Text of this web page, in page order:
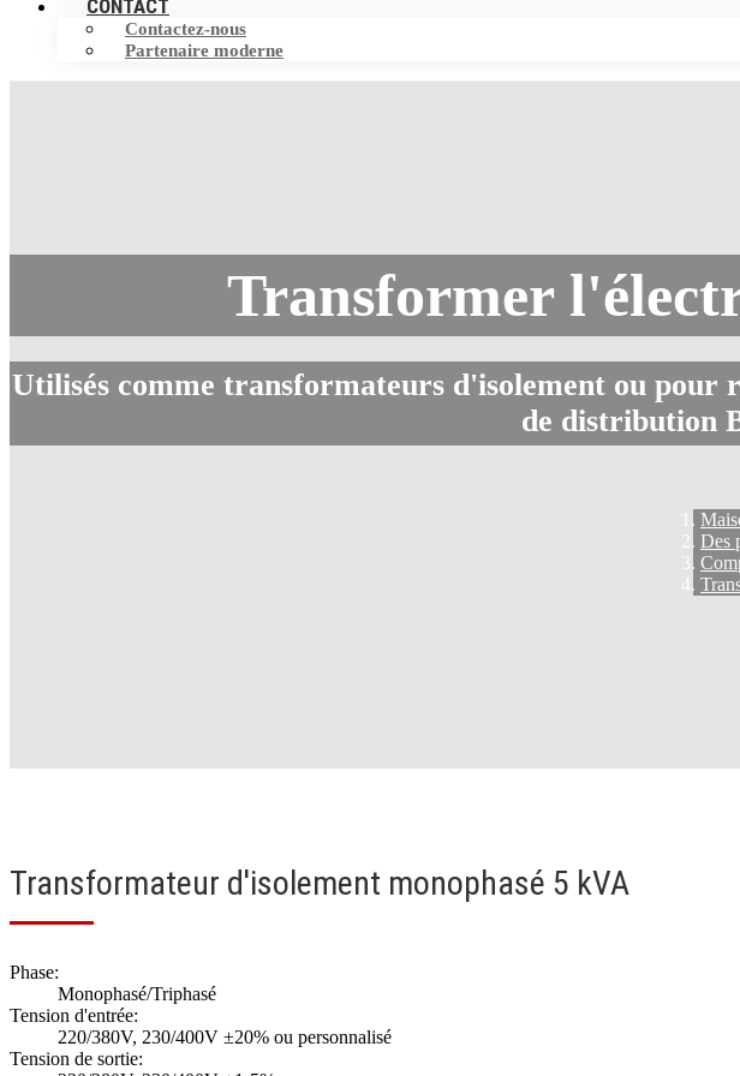
CONTACT
Contactez-nous
Partenaire moderne
Transformer
Utilisés comme transformateurs d'isolement ou pour
de distribution
Des
Transformateur d'isolement monophasé 5 kVA
Phase:
Monophasé/Triphasé
Tension d'entrée:
220/380V, 230/400V ±20% ou personnalisé
Tension de sortie: